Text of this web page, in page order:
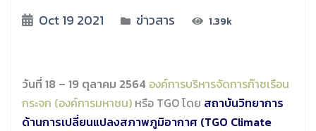
Oct 19 2021 ข่าวสาร 1.39k
วันที่ 18 – 19 ตุลาคม 2564 องค์การบริหารจัดการก๊าซเรือน
กระจก (องค์การมหาชน) หรือ TGO โดย สถาบันวิทยาการ
ด้านการเปลี่ยนแปลงสภาพภูมิอากาศ (TGO Climate